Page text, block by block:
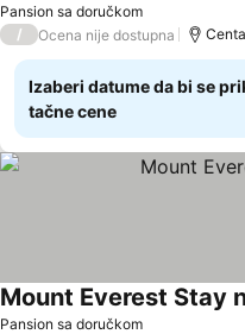
Pansion sa doručkom
/ Ocena nije dostupna
Izaberi datume da bi se
tačne cene
Pansion sa doručkom
Mount Everest Stay